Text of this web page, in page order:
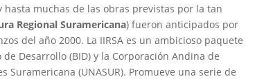
muchas de las obras previstas por la tan
Regional Suramericana) fueron anticipados por
del año 2000. La IIRSA es un ambicioso paquete
Desarrollo (BID) y la Corporación Andina de
(UNASUR). Promueve una serie de